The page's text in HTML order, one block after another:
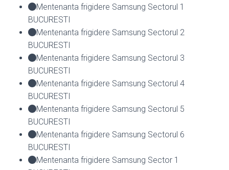
Mentenanta frigidere Samsung Sectorul 1
BUCURESTI
Mentenanta frigidere Samsung Sectorul 2
BUCURESTI
Mentenanta frigidere Samsung Sectorul 3
BUCURESTI
Mentenanta frigidere Samsung Sectorul 4
BUCURESTI
Mentenanta frigidere Samsung Sectorul 5
BUCURESTI
Mentenanta frigidere Samsung Sectorul 6
BUCURESTI
Mentenanta frigidere Samsung Sector 1